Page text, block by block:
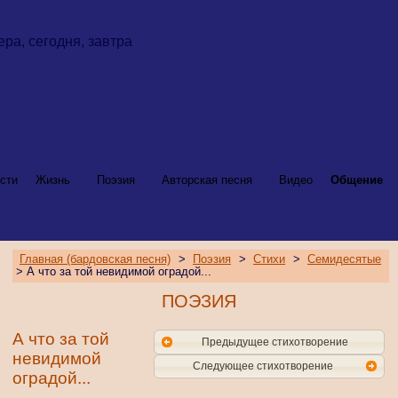
Жизнь Поэзия Авторская песня Видео Общение
Главная (бардовская песня) > Поэзия > Стихи >
Семидесятые
> А что за той невидимой оградой...
ПОЭЗИЯ
Предыдущее стихотворение
Следующее стихотворение
А что за той
невидимой
оградой...